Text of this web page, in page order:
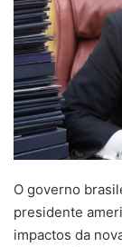
O governo
presidente
impactos da